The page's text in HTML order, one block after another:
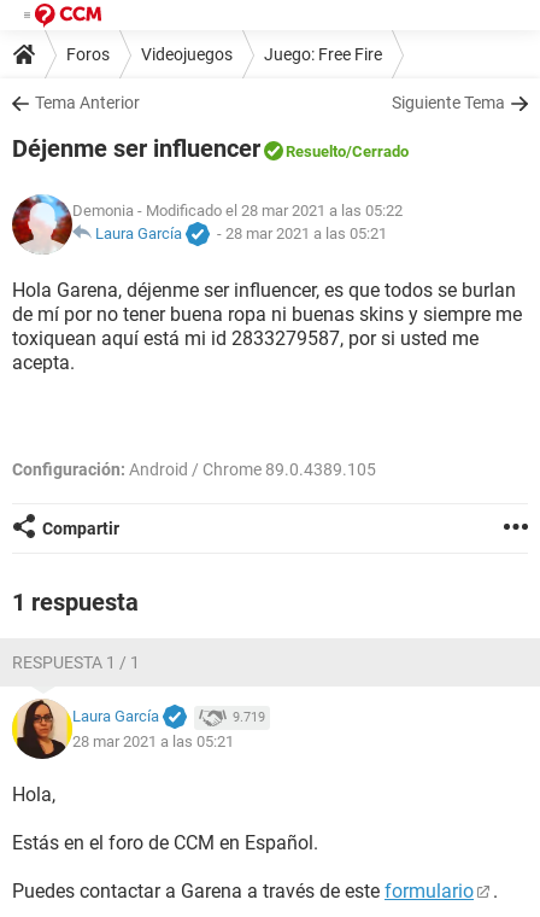
Foros Videojuegos Juego: Free Fire
Tema Anterior Siguiente Tema
Déjenme ser influencer Resuelto/Cerrado
Demonia - Modificado el 28 mar 2021 a las 05:22
Laura García
- 28 mar 2021 a las 05:21
Hola Garena, déjenme ser influencer, es que todos se burlan
de mí por no tener buena ropa ni buenas skins y siempre me
toxiquean aquí está mi id 2833279587, por si usted me
acepta.
Configuración: Android / Chrome 89.0.4389.105
Compartir
1 respuesta
RESPUESTA 1 / 1
Laura García 9.719
28 mar 2021 a las 05:21
Hola,
Estás en el foro de CCM en Español.
Puedes contactar a Garena a través de este formulario .